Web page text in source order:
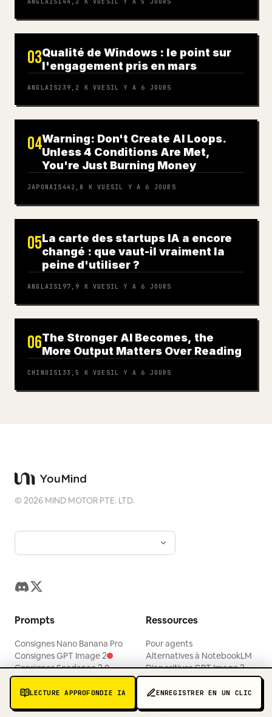
LECTURE APPROFONDIE IA ENREGISTRER EN UN CLIC
03Qualité de Windows : le point sur
l'engagement pris en mars
ANGLAIS239,2 K VUESIL Y A 6 JOURS
04Warning: Don't Create AI Loops.
Unless 4 Conditions Are Met,
You're Just Burning Money
JAPONAIS442,8 K VUESIL Y A 6 JOURS
05La carte des startups IA a encore
changé : que vaut-il vraiment la
peine d'utiliser ?
ANGLAIS197,9 K VUESIL Y A 6 JOURS
06The Stronger AI Becomes, the
More Output Matters Over Reading
CHINOIS133,5 K VUESIL Y A 6 JOURS
©2026 MIND MOTOR PTE. LTD.
Prompts
Consignes Nano Banana Pro
Consignes GPT Image 2
Consignes Seedance 2.0
Consignes GPT Image 1.5
Consignes Seedream 4.5
Ressources
Pour agents
Alternatives à NotebookLM
Diapositives GPT Image 2
Markdown vers article 𝕏
Nano Banana 2 face à Pro